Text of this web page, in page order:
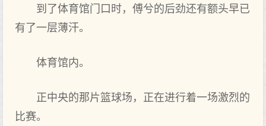
到了体育馆门口时，傅兮的后劲还有额头早已
有了一层薄汗。
体育馆内。
正中央的那片篮球场，正在进行着一场激烈的
比赛。